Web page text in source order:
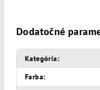
Dodatočné
Kategória:
Farba: